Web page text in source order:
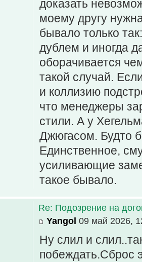
доказать
моему другу
бывало только
дублем и иногда
оборачивается
такой случай.
и коллизию
что менеджеры
стили. А у
Джюгасом. Будто
Единственное,
усиливающие
такое бывало.
Re: Подозрение на
Yangol 09 май 2026,
Ну слил и
побеждать.Сброс